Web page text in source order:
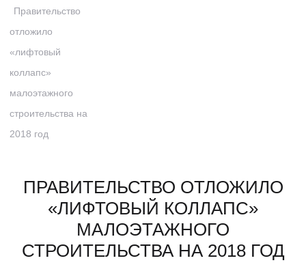
Правительство
отложило
«лифтовый
коллапс»
малоэтажного
строительства на
2018 год
ПРАВИТЕЛЬСТВО ОТЛОЖИЛО
«ЛИФТОВЫЙ КОЛЛАПС»
МАЛОЭТАЖНОГО
СТРОИТЕЛЬСТВА НА 2018 ГОД